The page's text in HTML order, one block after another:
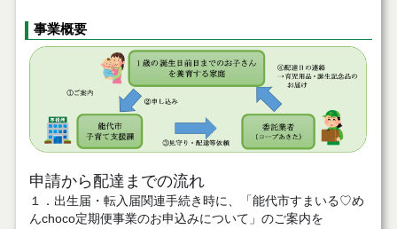
事業概要
申請から配達までの流れ
１．出生届・転入届関連手続き時に、「能代市すまいる♡め
んchoco定期便事業のお申込みについて」のご案内を